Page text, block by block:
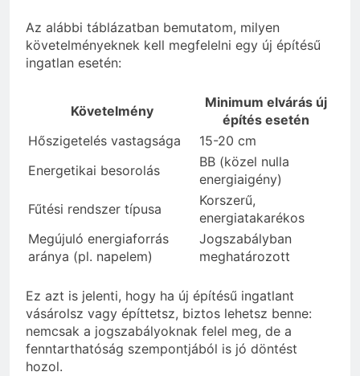
Az alábbi táblázatban bemutatom, milyen
követelményeknek kell megfelelni egy új építésű
ingatlan esetén:
Követelmény
Minimum elvárás új
építés esetén
Hőszigetelés vastagsága
15-20 cm
Energetikai besorolás
BB (közel nulla
energiaigény)
Fűtési rendszer típusa
Korszerű,
energiatakarékos
Megújuló energiaforrás
aránya (pl. napelem)
Jogszabályban
meghatározott
Ez azt is jelenti, hogy ha új építésű ingatlant
vásárolsz vagy építtetsz, biztos lehetsz benne:
nemcsak a jogszabályoknak felel meg, de a
fenntarthatóság szempontjából is jó döntést
hozol.